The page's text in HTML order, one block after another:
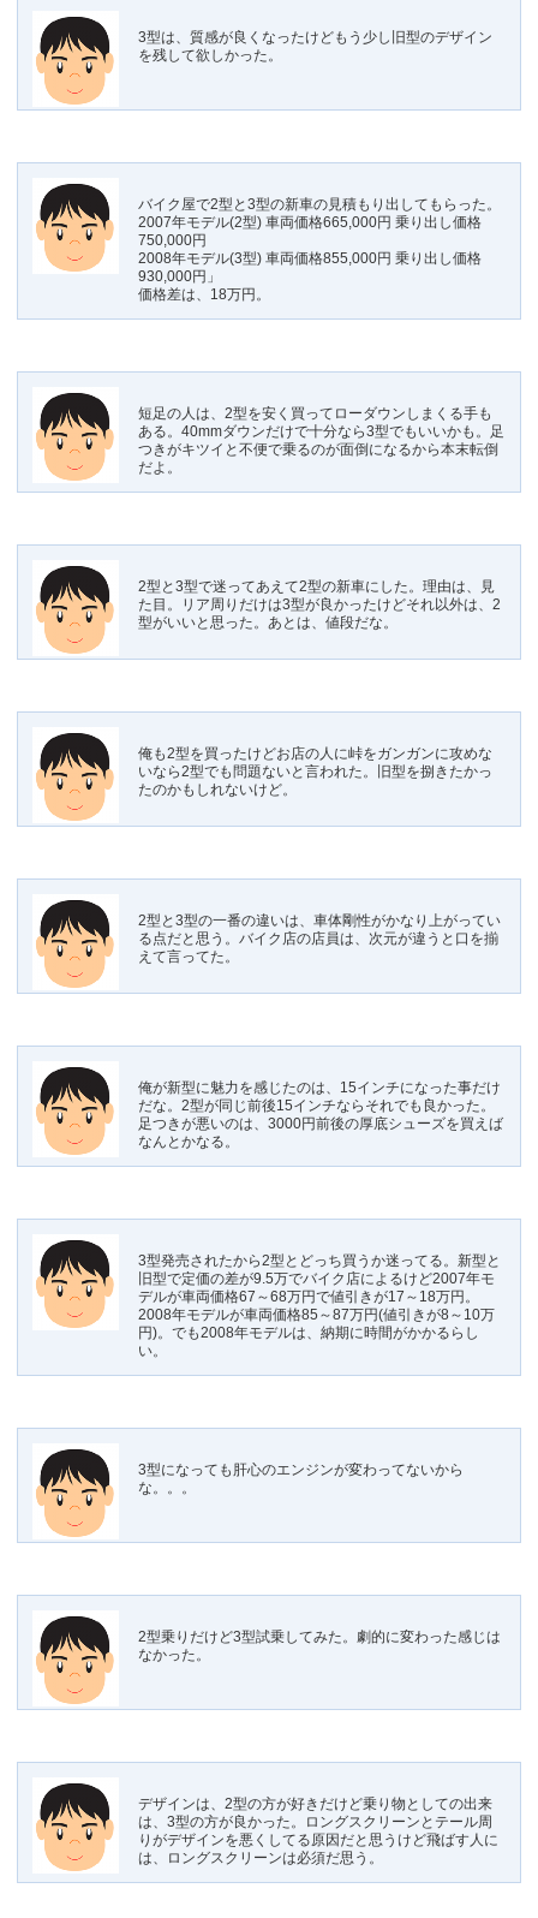
3型は、質感が良くなったけどもう少し旧型のデザイン
を残して欲しかった。
バイク屋で2型と3型の新車の見積もり出してもらった。
2007年モデル(2型) 車両価格665,000円 乗り出し価格
750,000円
2008年モデル(3型) 車両価格855,000円 乗り出し価格
930,000円」
価格差は、18万円。
短足の人は、2型を安く買ってローダウンしまくる手も
ある。40mmダウンだけで十分なら3型でもいいかも。足
つきがキツイと不便で乗るのが面倒になるから本末転倒
だよ。
2型と3型で迷ってあえて2型の新車にした。理由は、見
た目。リア周りだけは3型が良かったけどそれ以外は、2
型がいいと思った。あとは、値段だな。
俺も2型を買ったけどお店の人に峠をガンガンに攻めな
いなら2型でも問題ないと言われた。旧型を捌きたかっ
たのかもしれないけど。
2型と3型の一番の違いは、車体剛性がかなり上がってい
る点だと思う。バイク店の店員は、次元が違うと口を揃
えて言ってた。
俺が新型に魅力を感じたのは、15インチになった事だけ
だな。2型が同じ前後15インチならそれでも良かった。
足つきが悪いのは、3000円前後の厚底シューズを買えば
なんとかなる。
3型発売されたから2型とどっち買うか迷ってる。新型と
旧型で定価の差が9.5万でバイク店によるけど2007年モ
デルが車両価格67～68万円で値引きが17～18万円。
2008年モデルが車両価格85～87万円(値引きが8～10万
円)。でも2008年モデルは、納期に時間がかかるらし
い。
3型になっても肝心のエンジンが変わってないから
な。。。
2型乗りだけど3型試乗してみた。劇的に変わった感じは
なかった。
デザインは、2型の方が好きだけど乗り物としての出来
は、3型の方が良かった。ロングスクリーンとテール周
りがデザインを悪くしてる原因だと思うけど飛ばす人に
は、ロングスクリーンは必須だ思う。